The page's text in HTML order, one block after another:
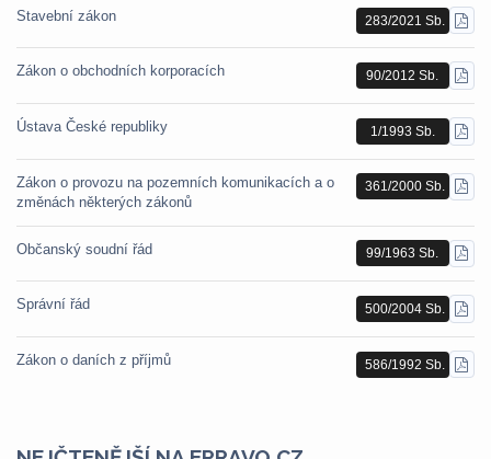
Stavební zákon 283/2021 Sb.
PDF
Zákon o obchodních korporacích 90/2012 Sb.
PDF
Ústava České republiky 1/1993 Sb.
PDF
Zákon o provozu na pozemních komunikacích a o
změnách některých zákonů
361/2000 Sb.
PDF
Občanský soudní řád 99/1963 Sb.
PDF
Správní řád 500/2004 Sb.
PDF
Zákon o daních z příjmů 586/1992 Sb.
PDF